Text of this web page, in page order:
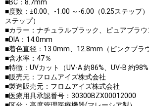
■BC：8.7mm
■度数：±0.00、-1.00 ～-6.00（0.25ステップ
ステップ）
■カラー：ナチュラルブラック、ピュアブラ
■DIA：14.0mm
■着色直径：13.0mm、12.8mm（ピンクブラ
■含水率：47％
■特徴：UVカット（UV-A 約86%、UV-B 約98%
■販売元：フロムアイズ株式会社
■製造販売元：フロムアイズ株式会社
■医療用具承認番号：30300BZX00012000